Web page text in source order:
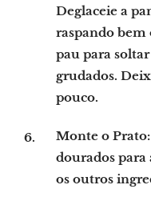
Deglaceie a
raspando
pau para
grudados.
pouco.
Monte o Prato:
dourados para
os outros